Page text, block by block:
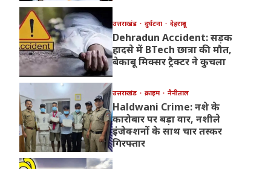
उत्तराखंड दुर्घटना देहरादून
Dehradun Accident: सड़क
हादसे में BTech छात्रा की मौत,
बेकाबू मिक्सर ट्रैक्टर ने कुचला
उत्तराखंड क्राइम नैनीताल
Haldwani Crime: नशे के
कारोबार पर बड़ा वार, नशीले
इंजेक्शनों के साथ चार तस्कर
गिरफ्तार